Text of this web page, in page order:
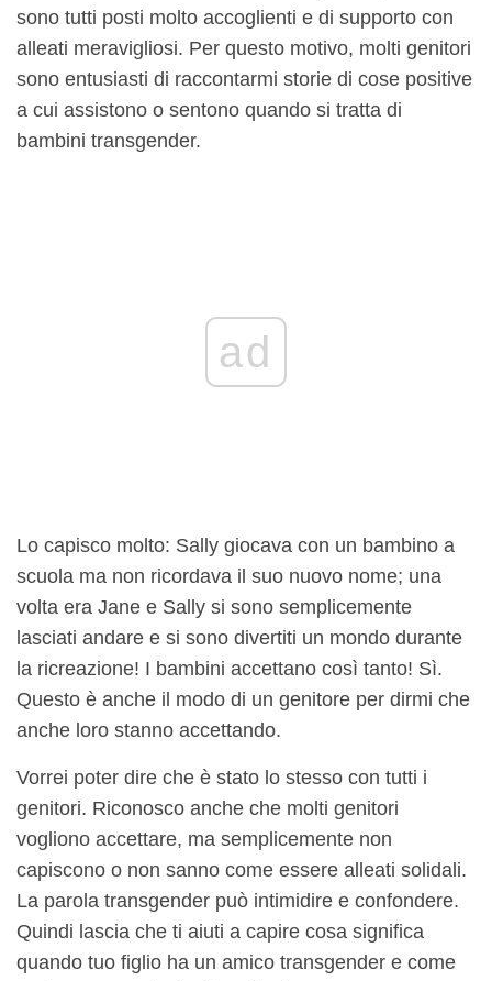
sono tutti posti molto accoglienti e di supporto con
alleati meravigliosi. Per questo motivo, molti genitori
sono entusiasti di raccontarmi storie di cose positive
a cui assistono o sentono quando si tratta di
bambini transgender.
ad
Lo capisco molto: Sally giocava con un bambino a
scuola ma non ricordava il suo nuovo nome; una
volta era Jane e Sally si sono semplicemente
lasciati andare e si sono divertiti un mondo durante
la ricreazione! I bambini accettano così tanto! Sì.
Questo è anche il modo di un genitore per dirmi che
anche loro stanno accettando.
Vorrei poter dire che è stato lo stesso con tutti i
genitori. Riconosco anche che molti genitori
vogliono accettare, ma semplicemente non
capiscono o non sanno come essere alleati solidali.
La parola transgender può intimidire e confondere.
Quindi lascia che ti aiuti a capire cosa significa
quando tuo figlio ha un amico transgender e come